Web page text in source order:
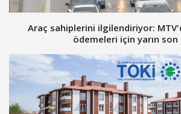
Araç sahiplerini ilgilendiriyor:
ödemeleri için yarın son